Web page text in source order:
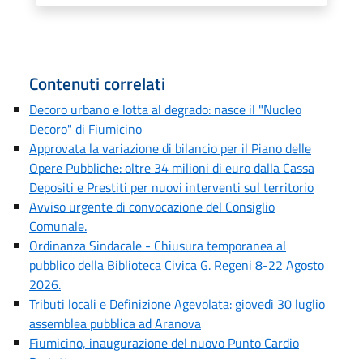
Contenuti correlati
Decoro urbano e lotta al degrado: nasce il "Nucleo
Decoro" di Fiumicino
Approvata la variazione di bilancio per il Piano delle
Opere Pubbliche: oltre 34 milioni di euro dalla Cassa
Depositi e Prestiti per nuovi interventi sul territorio
Avviso urgente di convocazione del Consiglio
Comunale.
Ordinanza Sindacale - Chiusura temporanea al
pubblico della Biblioteca Civica G. Regeni 8-22 Agosto
2026.
Tributi locali e Definizione Agevolata: giovedì 30 luglio
assemblea pubblica ad Aranova
Fiumicino, inaugurazione del nuovo Punto Cardio